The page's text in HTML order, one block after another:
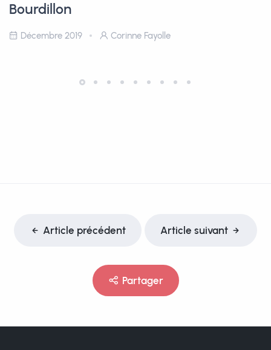
Bourdillon
Décembre 2019 Corinne Fayolle
Article précédent Article suivant
Partager